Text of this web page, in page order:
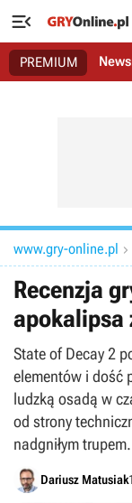

PREMIUM
www.gry-online.pl 
Recenzja
apokalipsa
State of Decay 2
elementów i dość
ludzką osadą w
od strony
nadgniłym trupem.
Dariusz Matusiak